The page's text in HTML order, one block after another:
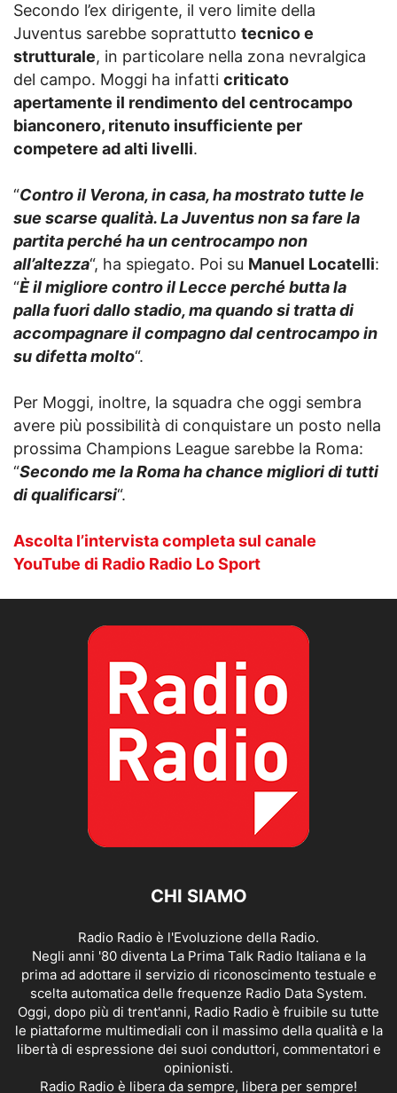
Secondo l’ex dirigente, il vero limite della
Juventus sarebbe soprattutto tecnico e
strutturale, in particolare nella zona nevralgica
del campo. Moggi ha infatti criticato
apertamente il rendimento del centrocampo
bianconero, ritenuto insufficiente per
competere ad alti livelli.
“Contro il Verona, in casa, ha mostrato tutte le
sue scarse qualità. La Juventus non sa fare la
partita perché ha un centrocampo non
all’altezza“, ha spiegato. Poi su Manuel Locatelli:
“È il migliore contro il Lecce perché butta la
palla fuori dallo stadio, ma quando si tratta di
accompagnare il compagno dal centrocampo in
su difetta molto“.
Per Moggi, inoltre, la squadra che oggi sembra
avere più possibilità di conquistare un posto nella
prossima Champions League sarebbe la Roma:
“Secondo me la Roma ha chance migliori di tutti
di qualificarsi“.
Ascolta l’intervista completa sul canale
YouTube di Radio Radio Lo Sport
CHI SIAMO
Radio Radio è l'Evoluzione della Radio.
Negli anni '80 diventa La Prima Talk Radio Italiana e la
prima ad adottare il servizio di riconoscimento testuale e
scelta automatica delle frequenze Radio Data System.
Oggi, dopo più di trent'anni, Radio Radio è fruibile su tutte
le piattaforme multimediali con il massimo della qualità e la
libertà di espressione dei suoi conduttori, commentatori e
opinionisti.
Radio Radio è libera da sempre, libera per sempre!